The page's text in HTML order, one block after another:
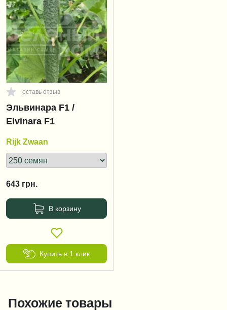
оставь отзыв
Эльвинара F1 /
Elvinara F1
Rijk Zwaan
643 грн.
В корзину
Купить в 1 клик
Похожие товары